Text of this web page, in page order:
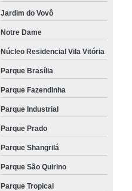
Jardim do Vovô
Notre Dame
Núcleo Residencial Vila Vitória
Parque Brasília
Parque Fazendinha
Parque Industrial
Parque Prado
Parque Shangrilá
Parque São Quirino
Parque Tropical